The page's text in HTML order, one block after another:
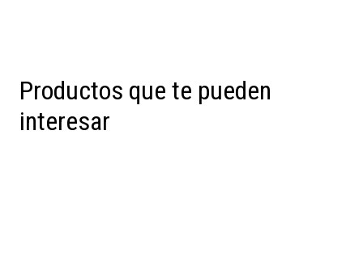
Productos que te pueden
interesar